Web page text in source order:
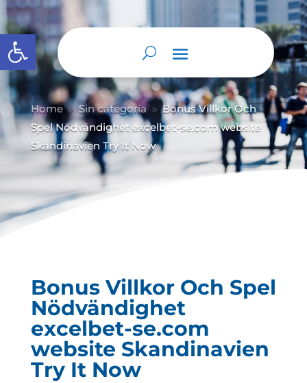
Abrir barra de herramientas
Home 9 Sin categoría 9 Bonus Villkor Och
Spel Nödvändighet excelbet-se.com website
Skandinavien Try It Now
Bonus Villkor Och Spel
Nödvändighet
excelbet-se.com
website Skandinavien
Try It Now